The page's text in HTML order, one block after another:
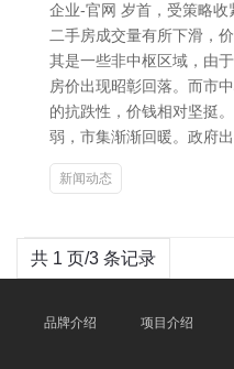
企业-官网 岁首，受策略收
二手房成交量有所下滑，
其是一些非中枢区域，由
房价出现昭彰回落。而市
的抗跌性，价钱相对坚挺
弱，市集渐渐回暖。政府
新闻动态
共 1 页/3 条记录
品牌介绍 项目介绍